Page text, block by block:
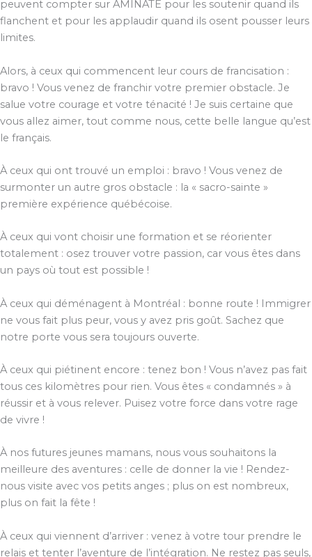
peuvent compter sur AMINATE pour les soutenir quand ils
flanchent et pour les applaudir quand ils osent pousser leurs
limites.
Alors, à ceux qui commencent leur cours de francisation :
bravo ! Vous venez de franchir votre premier obstacle. Je
salue votre courage et votre ténacité ! Je suis certaine que
vous allez aimer, tout comme nous, cette belle langue qu’est
le français.
À ceux qui ont trouvé un emploi : bravo ! Vous venez de
surmonter un autre gros obstacle : la « sacro-sainte »
première expérience québécoise.
À ceux qui vont choisir une formation et se réorienter
totalement : osez trouver votre passion, car vous êtes dans
un pays où tout est possible !
À ceux qui déménagent à Montréal : bonne route ! Immigrer
ne vous fait plus peur, vous y avez pris goût. Sachez que
notre porte vous sera toujours ouverte.
À ceux qui piétinent encore : tenez bon ! Vous n’avez pas fait
tous ces kilomètres pour rien. Vous êtes « condamnés » à
réussir et à vous relever. Puisez votre force dans votre rage
de vivre !
À nos futures jeunes mamans, nous vous souhaitons la
meilleure des aventures : celle de donner la vie ! Rendez-
nous visite avec vos petits anges ; plus on est nombreux,
plus on fait la fête !
À ceux qui viennent d’arriver : venez à votre tour prendre le
relais et tenter l’aventure de l’intégration. Ne restez pas seuls,